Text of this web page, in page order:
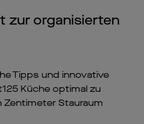
zur organisierten
Tipps und innovative
Küche optimal zu
Stauraum